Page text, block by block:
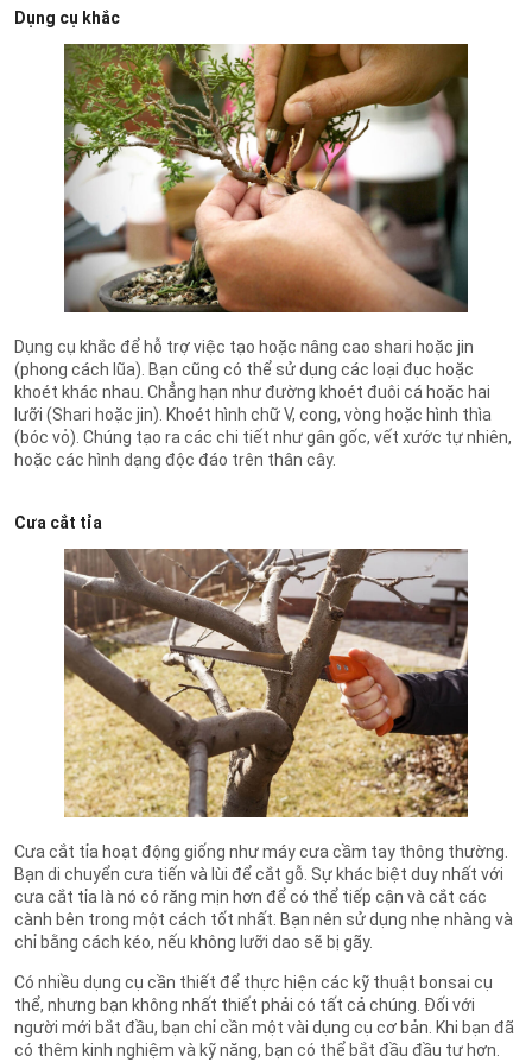
Dụng cụ khắc
Dụng cụ khắc để hỗ trợ việc tạo hoặc nâng cao shari hoặc jin
(phong cách lũa). Bạn cũng có thể sử dụng các loại đục hoặc
khoét khác nhau. Chẳng hạn như đường khoét đuôi cá hoặc hai
lưỡi (Shari hoặc jin). Khoét hình chữ V, cong, vòng hoặc hình thìa
(bóc vỏ). Chúng tạo ra các chi tiết như gân gốc, vết xước tự nhiên,
hoặc các hình dạng độc đáo trên thân cây.
Cưa cắt tỉa
Cưa cắt tỉa hoạt động giống như máy cưa cầm tay thông thường.
Bạn di chuyển cưa tiến và lùi để cắt gỗ. Sự khác biệt duy nhất với
cưa cắt tỉa là nó có răng mịn hơn để có thể tiếp cận và cắt các
cành bên trong một cách tốt nhất. Bạn nên sử dụng nhẹ nhàng và
chỉ bằng cách kéo, nếu không lưỡi dao sẽ bị gãy.
Có nhiều dụng cụ cần thiết để thực hiện các kỹ thuật bonsai cụ
thể, nhưng bạn không nhất thiết phải có tất cả chúng. Đối với
người mới bắt đầu, bạn chỉ cần một vài dụng cụ cơ bản. Khi bạn đã
có thêm kinh nghiệm và kỹ năng, bạn có thể bắt đầu đầu tư hơn.